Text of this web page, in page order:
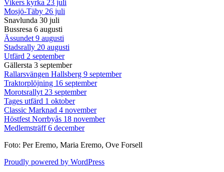
Vikers kyrka 23 juli
Mosjö-Täby 26 juli
Snavlunda 30 juli
Bussresa 6 augusti
Ässundet 9 augusti
Stadsrally 20 augusti
Utfärd 2 september
Gällersta 3 september
Rallarsvängen Hallsberg 9 september
Traktorplöjning 16 september
Morotsrallyt 23 september
Tages utfärd 1 oktober
Classic Marknad 4 november
Höstfest Norrbyås 18 november
Medlemsträff 6 december
Foto: Per Eremo, Maria Eremo, Ove Forsell
Proudly powered by WordPress